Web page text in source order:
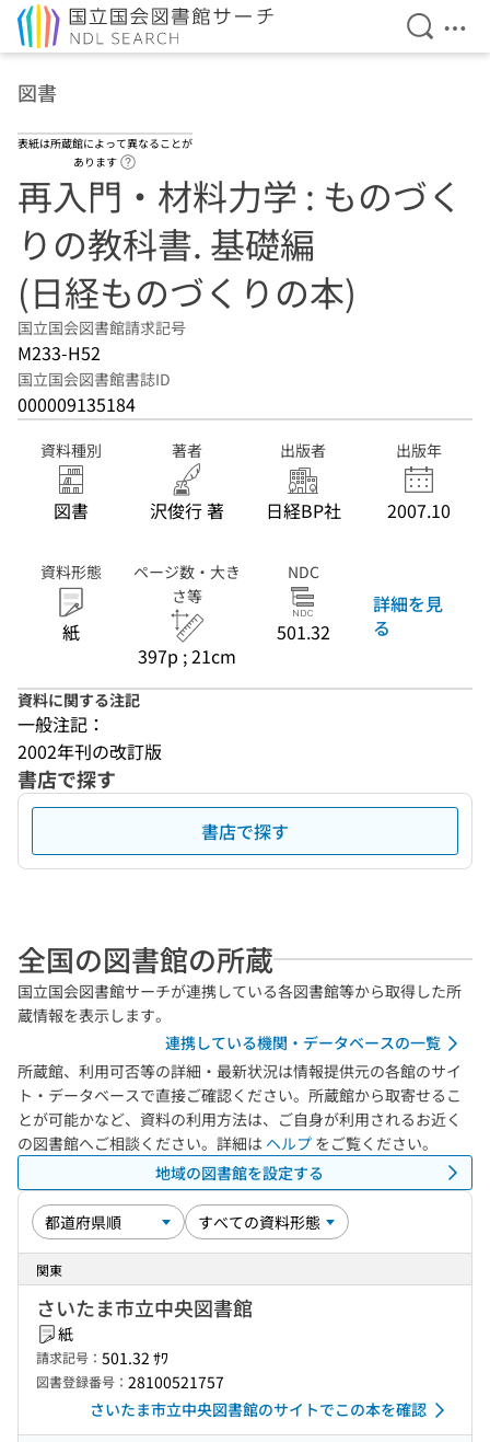
検索を
メ
図書
表紙は所蔵館によって異なることが
あります
再入門・材料力学 : ものづく
りの教科書. 基礎編
(日経ものづくりの本)
国立国会図書館請求記号
M233-H52
国立国会図書館書誌ID
000009135184
資料種別
図書
著者
沢俊行 著
出版者
日経BP社
出版年
2007.10
資料形態
紙
ページ数・大き
さ等
397p ; 21cm
NDC
501.32
詳細を見
る
資料に関する注記
一般注記：
2002年刊の改訂版
書店で探す
書店で探す
全国の図書館の所蔵
国立国会図書館サーチが連携している各図書館等から取得した所
蔵情報を表示します。
連携している機関・データベースの一覧
所蔵館、利用可否等の詳細・最新状況は情報提供元の各館のサイ
ト・データベースで直接ご確認ください。所蔵館から取寄せるこ
とが可能かなど、資料の利用方法は、ご自身が利用されるお近く
の図書館へご相談ください。詳細は ヘルプ をご覧ください。
地域の図書館を設定する
関東
さいたま市立中央図書館
紙
請求記号： 501.32 ｻﾜ
図書登録番号： 28100521757
さいたま市立中央図書館のサイトでこの本を確認